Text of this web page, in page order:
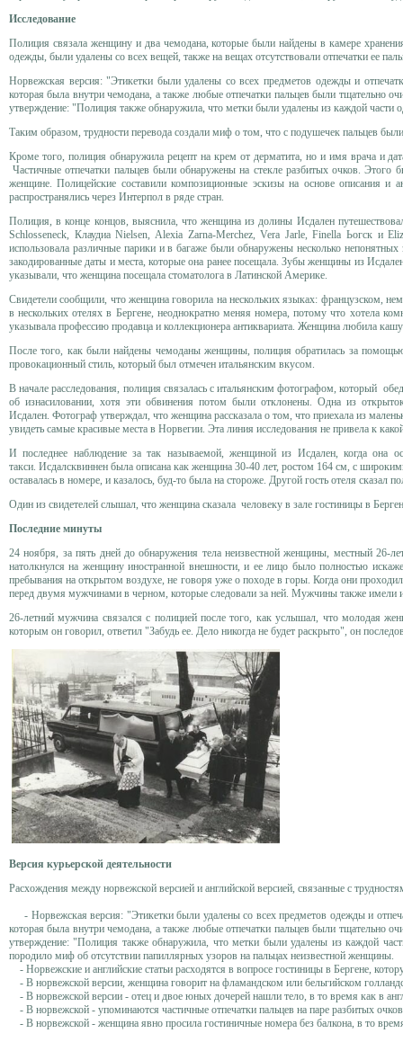
Исследование
Полиция связала женщину и два чемодана, которые были найдены в камере
одежды, были удалены со всех вещей, также на вещах отсутствовали отпечатки ее
Норвежская версия: "Этикетки были удалены со всех предметов одежды и
которая была внутри чемодана, а также любые отпечатки пальцев были тщательно
утверждение: "Полиция также обнаружила, что метки были удалены из каждой
Таким образом, трудности перевода создали миф о том, что с подушечек пальцев
Кроме того, полиция обнаружила рецепт на крем от дерматита, но и имя врача и
Частичные отпечатки пальцев были обнаружены на стекле разбитых очков.
женщине. Полицейские составили композиционные эскизы на основе описания и
распространялись через Интерпол в ряде стран.
Полиция, в конце концов, выяснила, что женщина из долины Исдален
Schlosseneck, Клаудиа Nielsen, Alexia Zarna-Merchez, Vera Jarle, Finella Ьогск и
использовала различные парики и в багаже были обнаружены несколько
закодированные даты и места, которые она ранее посещала. Зубы женщины из
указывали, что женщина посещала стоматолога в Латинской Америке.
Свидетели сообщили, что женщина говорила на нескольких языках: французском,
в нескольких отелях в Бергене, неоднократно меняя номера, потому что хотела
указывала профессию продавца и коллекционера антиквариата. Женщина любила
После того, как были найдены чемоданы женщины, полиция обратилась за
провокационный стиль, который был отмечен итальянским вкусом.
В начале расследования, полиция связалась с итальянским фотографом, который
об изнасиловании, хотя эти обвинения потом были отклонены. Одна из
Исдален. Фотограф утверждал, что женщина рассказала о том, что приехала из
увидеть самые красивые места в Норвегии. Эта линия исследования не привела к
И последнее наблюдение за так называемой, женщиной из Исдален, когда она
такси. Исдалсквиннен была описана как женщина 30-40 лет, ростом 164 см, с
оставалась в номере, и казалось, буд-то была на стороже. Другой гость отеля
Один из свидетелей слышал, что женщина сказала человеку в зале гостиницы в
Последние минуты
24 ноября, за пять дней до обнаружения тела неизвестной женщины, местный
натолкнулся на женщину иностранной внешности, и ее лицо было полностью
пребывания на открытом воздухе, не говоря уже о походе в горы. Когда они
перед двумя мужчинами в черном, которые следовали за ней. Мужчины также имели
26-летний мужчина связался с полицией после того, как услышал, что молодая
которым он говорил, ответил "Забудь ее. Дело никогда не будет раскрыто", он
Версия курьерской деятельности
Расхождения между норвежской версией и английской версией, связанные с
- Норвежская версия: "Этикетки были удалены со всех предметов одежды и
которая была внутри чемодана, а также любые отпечатки пальцев были тщательно
утверждение: "Полиция также обнаружила, что метки были удалены из каждой
породило миф об отсутствии папиллярных узоров на пальцах неизвестной женщины.
- Норвежские и английские статьи расходятся в вопросе гостиницы в Бергене,
- В норвежской версии, женщина говорит на фламандском или бельгийском
- В норвежской версии - отец и двое юных дочерей нашли тело, в то время как в
- В норвежской - упоминаются частичные отпечатки пальцев на паре разбитых
- В норвежской - женщина явно просила гостиничные номера без балкона, в то